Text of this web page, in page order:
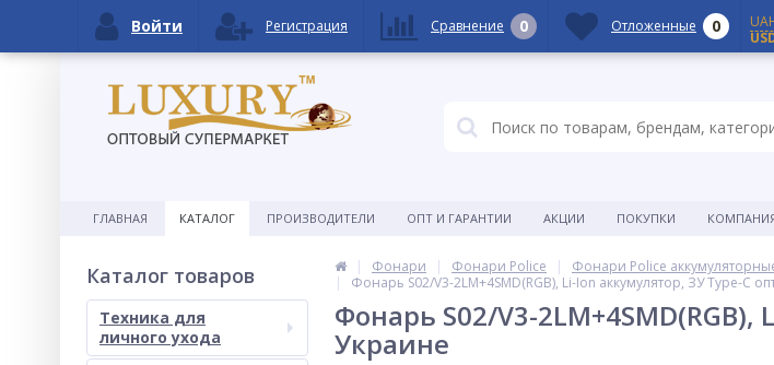
ГЛАВНАЯ КАТАЛОГ ПРОИЗВОДИТЕЛИ ОПТ И ГАРАНТИИ АКЦИИ ПОКУПКИ
Каталог товаров
Техника для
личного ухода
Фонари Фонари Police
Фонари Police
Фонарь S02/V3-2LM+4SMD(RGB), Li-Ion аккумулятор, ЗУ Type-C
Фонарь S02/V3-
Украине
Войти Регистрация Сравнение 0 Отложенные 0